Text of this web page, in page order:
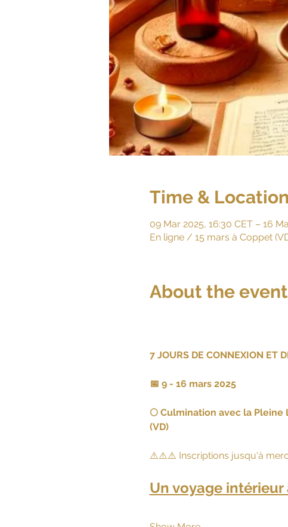
Time & Location
09 Mar 2025, 16:30 CET – 16
En ligne / 15 mars à Coppet
About the event
7 JOURS DE CONNEXION ET
📅 9 - 16 mars 2025
🌕 Culmination avec la Pleine
(VD)
⚠️⚠️⚠️ Inscriptions jusqu'à
Un voyage